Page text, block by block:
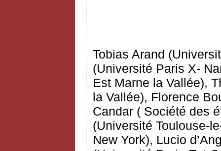
Tobias Arand
(Université Paris X-
Est Marne la Vallée),
la Vallée), Florence
Candar ( Société des
(Université Toulouse-
New York), Lucio